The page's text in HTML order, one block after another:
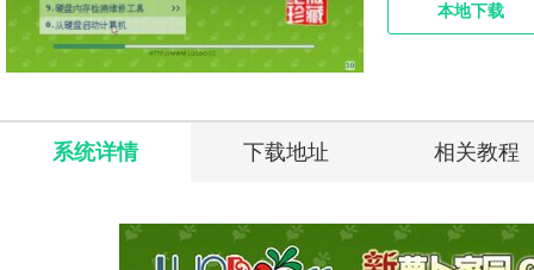
本地下载
系统详情 下载地址 相关教程